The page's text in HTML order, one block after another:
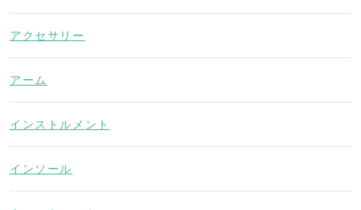
アクセサリー
アーム
インストルメント
インソール